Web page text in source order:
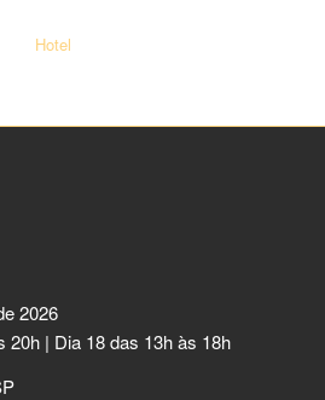
Hotel
2026
20h | Dia 18 das 13h às 18h